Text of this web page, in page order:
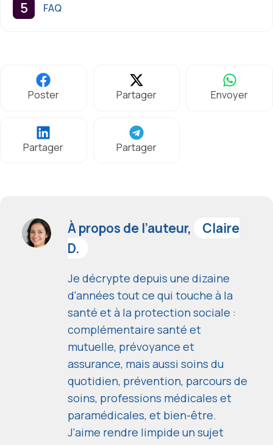
FAQ
Poster Partager Envoyer
Partager Partager
À propos de l’auteur,
Claire
D.
Je décrypte depuis une dizaine
d'années tout ce qui touche à la
santé et à la protection sociale :
complémentaire santé et
mutuelle, prévoyance et
assurance, mais aussi soins du
quotidien, prévention, parcours de
soins, professions médicales et
paramédicales, et bien-être.
J'aime rendre limpide un sujet